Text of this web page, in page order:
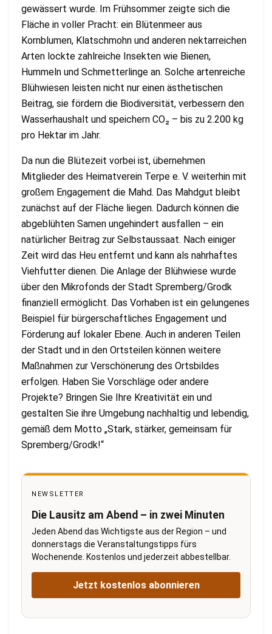
gewässert wurde. Im Frühsommer zeigte sich die
Fläche in voller Pracht: ein Blütenmeer aus
Kornblumen, Klatschmohn und anderen nektarreichen
Arten lockte zahlreiche Insekten wie Bienen,
Hummeln und Schmetterlinge an. Solche artenreiche
Blühwiesen leisten nicht nur einen ästhetischen
Beitrag, sie fördern die Biodiversität, verbessern den
Wasserhaushalt und speichern CO₂ – bis zu 2.200 kg
pro Hektar im Jahr.
Da nun die Blütezeit vorbei ist, übernehmen
Mitglieder des Heimatverein Terpe e. V. weiterhin mit
großem Engagement die Mahd. Das Mahdgut bleibt
zunächst auf der Fläche liegen. Dadurch können die
abgeblühten Samen ungehindert ausfallen – ein
natürlicher Beitrag zur Selbstaussaat. Nach einiger
Zeit wird das Heu entfernt und kann als nahrhaftes
Viehfutter dienen. Die Anlage der Blühwiese wurde
über den Mikrofonds der Stadt Spremberg/Grodk
finanziell ermöglicht. Das Vorhaben ist ein gelungenes
Beispiel für bürgerschaftliches Engagement und
Förderung auf lokaler Ebene. Auch in anderen Teilen
der Stadt und in den Ortsteilen können weitere
Maßnahmen zur Verschönerung des Ortsbildes
erfolgen. Haben Sie Vorschläge oder andere
Projekte? Bringen Sie Ihre Kreativität ein und
gestalten Sie ihre Umgebung nachhaltig und lebendig,
gemäß dem Motto „Stark, stärker, gemeinsam für
Spremberg/Grodk!“
NEWSLETTER
Die Lausitz am Abend – in zwei Minuten
Jeden Abend das Wichtigste aus der Region – und
donnerstags die Veranstaltungstipps fürs
Wochenende. Kostenlos und jederzeit abbestellbar.
Jetzt kostenlos abonnieren